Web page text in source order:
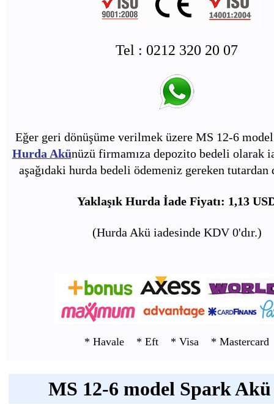
Tel : 0212 320 20 07
Eğer geri dönüşüme verilmek üzere MS 12-6
Hurda Akünüzü firmamıza depozito bedeli olarak
aşağıdaki hurda bedeli ödemeniz gereken tutardan
Yaklaşık Hurda İade Fiyatı: 1,13
(Hurda Akü iadesinde KDV 0'dır.)
* Havale * Eft * Visa * Mastercard
MS 12-6 model Spark